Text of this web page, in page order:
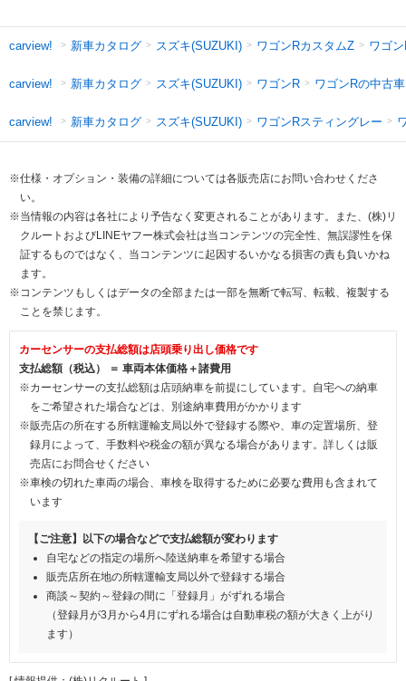
carview! 新車カタログ スズキ(SUZUKI) ワゴンRカスタムZ ワゴ
carview! 新車カタログ スズキ(SUZUKI) ワゴンR ワゴンRの中古車
carview! 新車カタログ スズキ(SUZUKI) ワゴンRスティングレー
※仕様・オプション・装備の詳細については各販売店にお問い合わせくださ
い。
※当情報の内容は各社により予告なく変更されることがあります。また、(株)リ
クルートおよびLINEヤフー株式会社は当コンテンツの完全性、無誤謬性を保
証するものではなく、当コンテンツに起因するいかなる損害の責も負いかね
ます。
※コンテンツもしくはデータの全部または一部を無断で転写、転載、複製する
ことを禁じます。
カーセンサーの支払総額は店頭乗り出し価格です
支払総額（税込） ＝ 車両本体価格＋諸費用
※カーセンサーの支払総額は店頭納車を前提にしています。自宅への納車
をご希望された場合などは、別途納車費用がかかります
※販売店の所在する所轄運輸支局以外で登録する際や、車の定置場所、登
録月によって、手数料や税金の額が異なる場合があります。詳しくは販
売店にお問合せください
※車検の切れた車両の場合、車検を取得するために必要な費用も含まれて
います
【ご注意】以下の場合などで支払総額が変わります
自宅などの指定の場所へ陸送納車を希望する場合
販売店所在地の所轄運輸支局以外で登録する場合
商談～契約～登録の間に「登録月」がずれる場合
（登録月が3月から4月にずれる場合は自動車税の額が大きく上がり
ます）